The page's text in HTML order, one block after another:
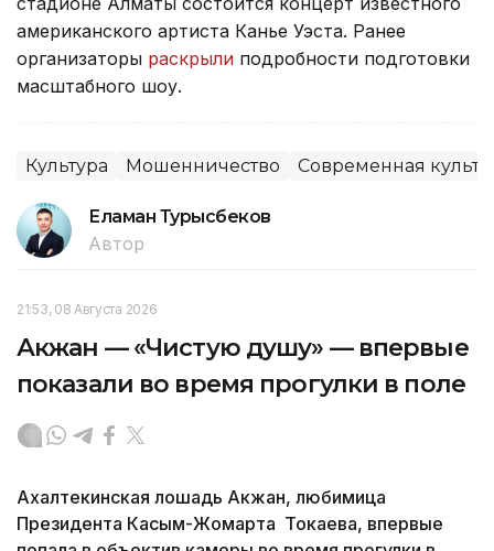
американского артиста Канье Уэста. Ранее
организаторы раскрыли подробности подготовки
масштабного шоу.
Культура Мошенничество Современная
Еламан Турысбеков
Автор
21:53, 08 Августа 2026
Акжан — «Чистую душу» — впервые
показали во время прогулки в поле
Ахалтекинская лошадь Акжан, любимица
Президента Касым-Жомарта Токаева, впервые